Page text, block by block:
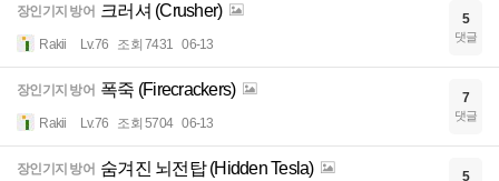
장인기지 방어 크러셔 (Crusher)
Rakii Lv.76 조회 7431 06-13
5
댓글
장인기지 방어 폭죽 (Firecrackers)
Rakii Lv.76 조회 5704 06-13
7
댓글
장인기지 방어 숨겨진 뇌전탑 (Hidden Tesla) 5